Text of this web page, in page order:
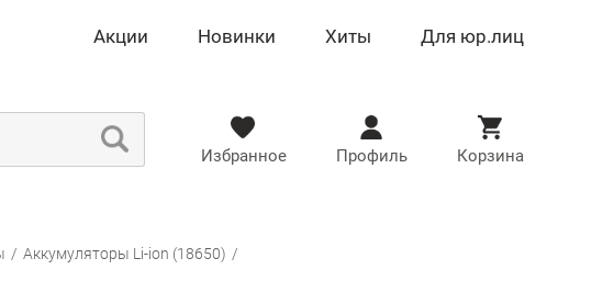
Акции Новинки Хиты Для юр.лиц
Избранное Профиль Корзина
/ Аккумуляторы Li-ion (18650) /